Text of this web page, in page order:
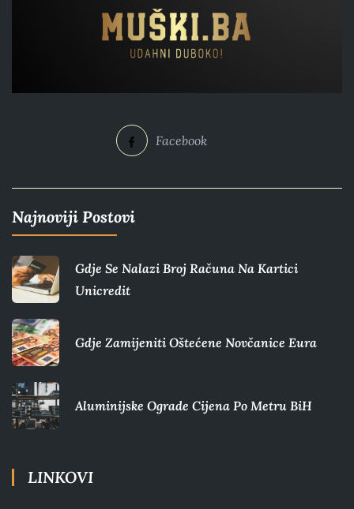
Facebook
Najnoviji Postovi
Gdje Se Nalazi Broj Računa Na Kartici
Unicredit
Gdje Zamijeniti Oštećene Novčanice Eura​
Aluminijske Ograde Cijena Po Metru BiH
LINKOVI